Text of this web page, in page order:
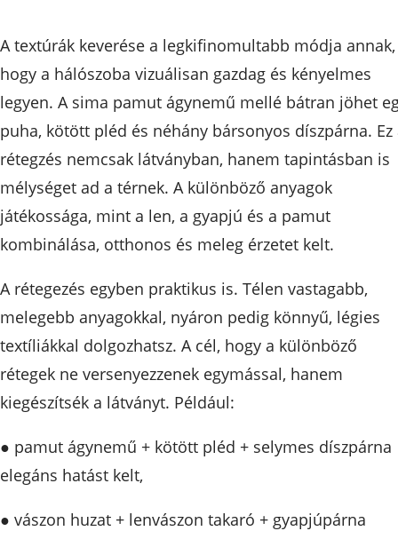
A textúrák keverése a legkifinomultabb módja annak,
hogy a hálószoba vizuálisan gazdag és kényelmes
legyen. A sima pamut ágynemű mellé bátran jöhet
puha, kötött pléd és néhány bársonyos díszpárna. Ez
rétegzés nemcsak látványban, hanem tapintásban is
mélységet ad a térnek. A különböző anyagok
játékossága, mint a len, a gyapjú és a pamut
kombinálása, otthonos és meleg érzetet kelt.
A rétegezés egyben praktikus is. Télen vastagabb,
melegebb anyagokkal, nyáron pedig könnyű, légies
textíliákkal dolgozhatsz. A cél, hogy a különböző
rétegek ne versenyezzenek egymással, hanem
kiegészítsék a látványt. Például:
● pamut ágynemű + kötött pléd + selymes díszpárna
elegáns hatást kelt,
● vászon huzat + lenvászon takaró + gyapjúpárna